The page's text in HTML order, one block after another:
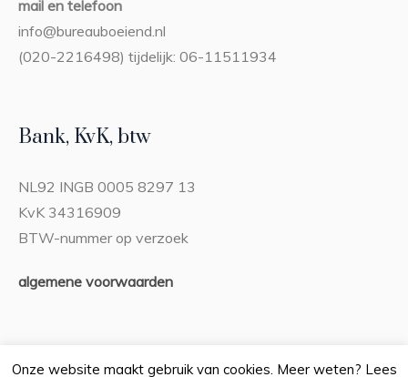
mail en telefoon
info@bureauboeiend.nl
(020-2216498) tijdelijk: 06-11511934
Bank, KvK, btw
NL92 INGB 0005 8297 13
KvK 34316909
BTW-nummer op verzoek
algemene voorwaarden
Onze website maakt gebruik van cookies. Meer weten? Lees